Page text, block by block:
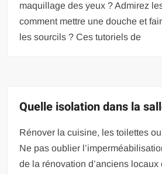
maquillage des yeux ? Admirez
comment mettre une douche et
les sourcils ? Ces tutoriels de
Quelle isolation dans la
Rénover la cuisine, les toilettes
Ne pas oublier
de la rénovation d’anciens locaux